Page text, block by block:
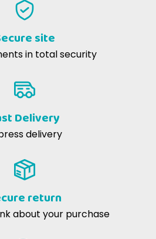
lo adora...
quanto l'ho trovato anche in offerta.
site
in total security
Delivery
delivery
return
about your purchase